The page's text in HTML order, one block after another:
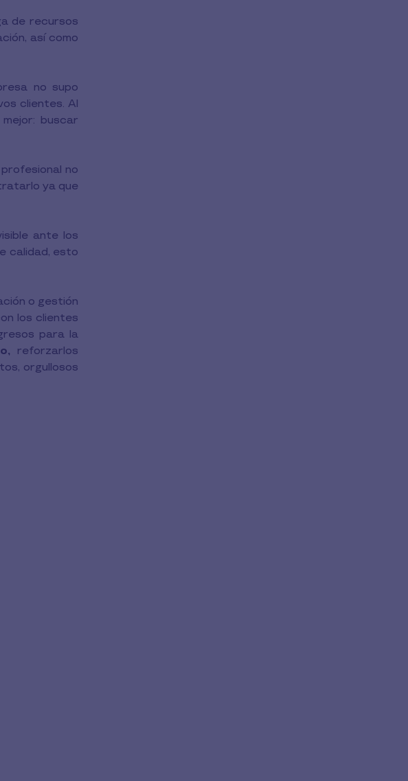
de recursos
así como
no supo
clientes. Al
buscar
no
ya que
ante los
calidad, esto
o gestión
los clientes
para la
reforzarlos
orgullosos